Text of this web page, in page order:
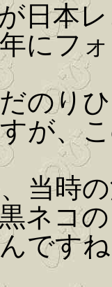
日本
にフ
のり
が、
当時
ネコ
です